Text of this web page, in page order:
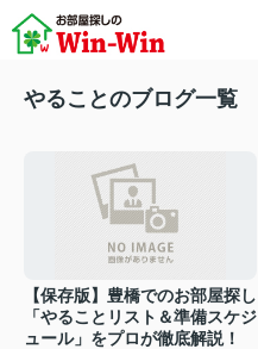
やることのブログ一覧
【保存版】豊橋でのお部屋探し
「やることリスト＆準備スケジ
ュール」をプロが徹底解説！